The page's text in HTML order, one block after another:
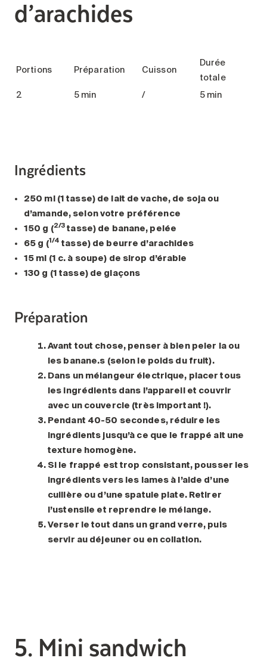
d’arachides
Portions Préparation Cuisson
Durée
totale
2
5 min / 5 min
Ingrédients
250 ml (1 tasse) de lait de vache, de soja ou
d’amande, selon votre préférence
150 g (2/3 tasse) de banane, pelée
65 g (1/4 tasse) de beurre d’arachides
15 ml (1 c. à soupe) de sirop d’érable
130 g (1 tasse) de glaçons
Préparation
Avant tout chose, penser à bien peler la ou
les banane.s (selon le poids du fruit).
Dans un mélangeur électrique, placer tous
les ingrédients dans l’appareil et couvrir
avec un couvercle (très important !).
Pendant 40-50 secondes, réduire les
ingrédients jusqu’à ce que le frappé ait une
texture homogène.
Si le frappé est trop consistant, pousser les
ingrédients vers les lames à l’aide d’une
cuillère ou d’une spatule plate. Retirer
l’ustensile et reprendre le mélange.
Verser le tout dans un grand verre, puis
servir au déjeuner ou en collation.
5. Mini sandwich